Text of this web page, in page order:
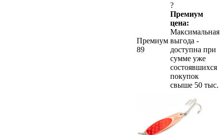
Премиум
89
?
Премиум
цена:
Максимальная
выгода -
доступна при
сумме уже
состоявшихся
покупок
свыше 50 тыс.